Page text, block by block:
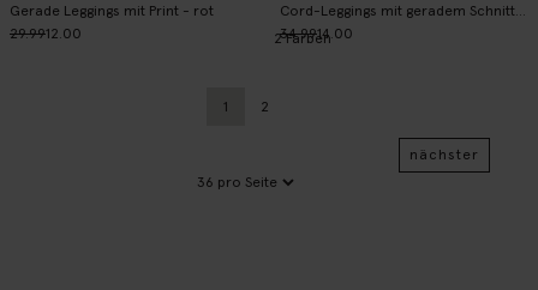
Gerade Leggings mit Print - rot
29.9912.00
34.9914.00
2Farben
Aktuelle Seite
1
Zurück
2
nächster